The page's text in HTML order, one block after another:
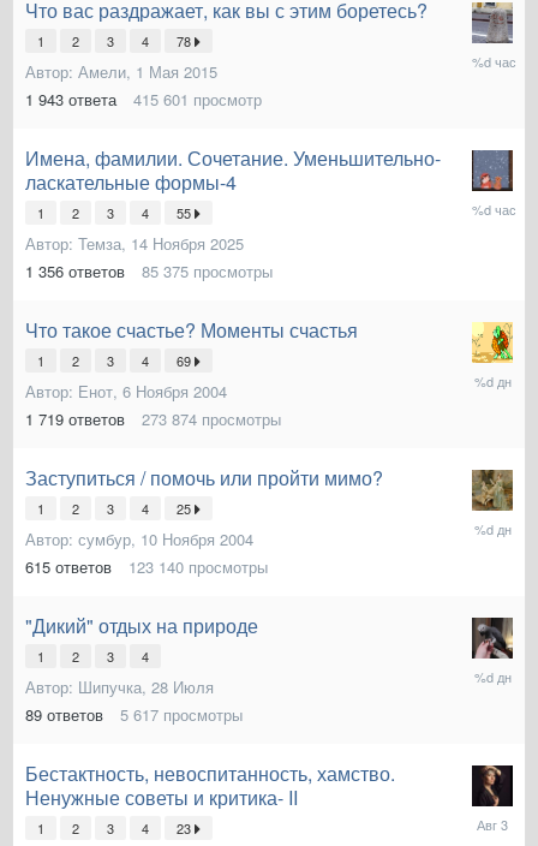
Что вас раздражает, как вы с этим боретесь?
1 2 3 4 78
Автор: Амели, 1 Мая 2015
1 943 ответа 415 601 просмотр
14
Имена, фамилии. Сочетание. Уменьшительно-
ласкательные формы-4
1 2 3 4 55
Автор: Темза, 14 Ноября 2025
1 356 ответов 85 375 просмотры
17
Что такое счастье? Моменты счастья
1 2 3 4 69
Автор: Енот, 6 Ноября 2004
1 719 ответов 273 874 просмотры
среда
Заступиться / помочь или пройти мимо?
1 2 3 4 25
Автор: сумбур, 10 Ноября 2004
615 ответов 123 140 просмотры
среда
"Дикий" отдых на природе
1 2 3 4
Автор: Шипучка, 28 Июля
89 ответов 5 617 просмотры
вторник
Бестактность, невоспитанность, хамство.
Ненужные советы и критика- II
1 2 3 4 23
3